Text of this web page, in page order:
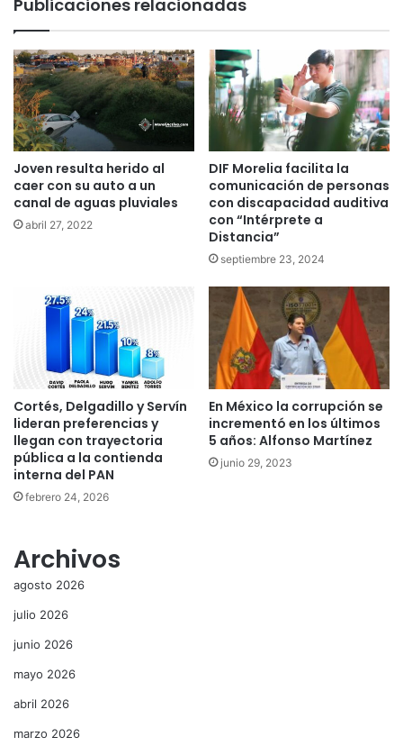
Publicaciones relacionadas
Joven resulta herido al
caer con su auto a un
canal de aguas pluviales
abril 27, 2022
DIF Morelia facilita la
comunicación de personas
con discapacidad auditiva
con “Intérprete a
Distancia”
septiembre 23, 2024
Cortés, Delgadillo y Servín
lideran preferencias y
llegan con trayectoria
pública a la contienda
interna del PAN
febrero 24, 2026
En México la corrupción se
incrementó en los últimos
5 años: Alfonso Martínez
junio 29, 2023
Archivos
agosto 2026
julio 2026
junio 2026
mayo 2026
abril 2026
marzo 2026